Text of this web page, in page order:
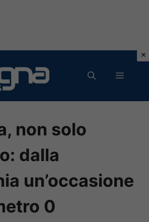
MENU
non solo
dalla
un’occasione
0